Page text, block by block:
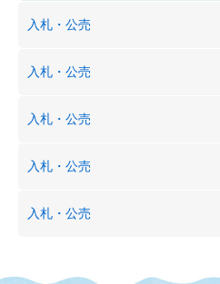
入札・公売
入札・公売
入札・公売
入札・公売
入札・公売